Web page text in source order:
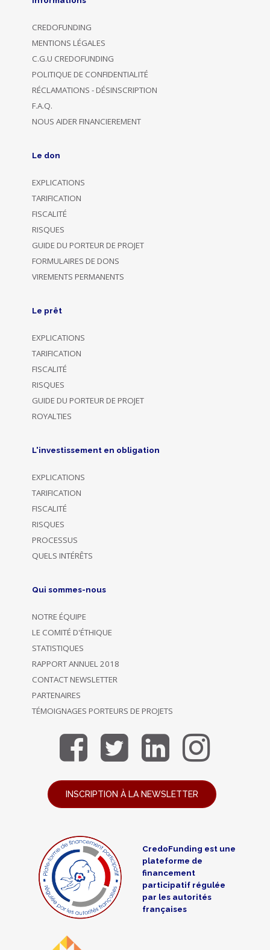
CREDOFUNDING
MENTIONS LÉGALES
C.G.U CREDOFUNDING
POLITIQUE DE CONFIDENTIALITÉ
RÉCLAMATIONS - DÉSINSCRIPTION
F.A.Q.
NOUS AIDER FINANCIEREMENT
Le don
EXPLICATIONS
TARIFICATION
FISCALITÉ
RISQUES
GUIDE DU PORTEUR DE PROJET
FORMULAIRES DE DONS
VIREMENTS PERMANENTS
Le prêt
EXPLICATIONS
TARIFICATION
FISCALITÉ
RISQUES
GUIDE DU PORTEUR DE PROJET
ROYALTIES
L'investissement en obligation
EXPLICATIONS
TARIFICATION
FISCALITÉ
RISQUES
PROCESSUS
QUELS INTÉRÊTS
Qui sommes-nous
NOTRE ÉQUIPE
LE COMITÉ D'ÉTHIQUE
STATISTIQUES
RAPPORT ANNUEL 2018
CONTACT NEWSLETTER
PARTENAIRES
TÉMOIGNAGES PORTEURS DE PROJETS
INSCRIPTION À LA NEWSLETTER
CredoFunding est une
plateforme de
financement
participatif régulée
par les autorités
françaises